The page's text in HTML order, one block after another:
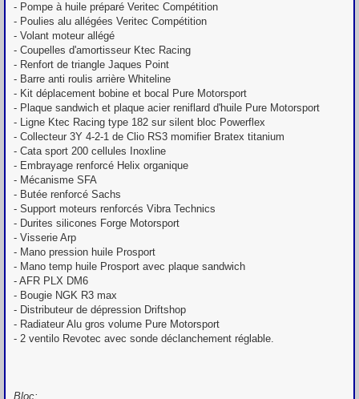
- Pompe à huile préparé Veritec Compétition
- Poulies alu allégées Veritec Compétition
- Volant moteur allégé
- Coupelles d'amortisseur Ktec Racing
- Renfort de triangle Jaques Point
- Barre anti roulis arrière Whiteline
- Kit déplacement bobine et bocal Pure Motorsport
- Plaque sandwich et plaque acier reniflard d'huile Pure Motorsport
- Ligne Ktec Racing type 182 sur silent bloc Powerflex
- Collecteur 3Y 4-2-1 de Clio RS3 momifier Bratex titanium
- Cata sport 200 cellules Inoxline
- Embrayage renforcé Helix organique
- Mécanisme SFA
- Butée renforcé Sachs
- Support moteurs renforcés Vibra Technics
- Durites silicones Forge Motorsport
- Visserie Arp
- Mano pression huile Prosport
- Mano temp huile Prosport avec plaque sandwich
- AFR PLX DM6
- Bougie NGK R3 max
- Distributeur de dépression Driftshop
- Radiateur Alu gros volume Pure Motorsport
- 2 ventilo Revotec avec sonde déclanchement réglable.
Bloc: